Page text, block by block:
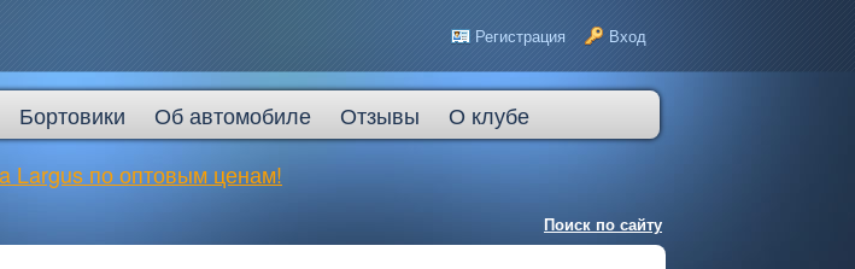
Регистрация Вход
Бортовики Об автомобиле Отзывы
О клубе
Largus по оптовым ценам!
Поиск по сайту